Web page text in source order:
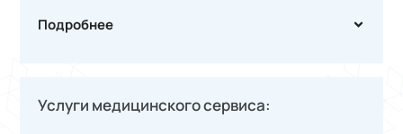
Подробнее
Услуги медицинского сервиса: